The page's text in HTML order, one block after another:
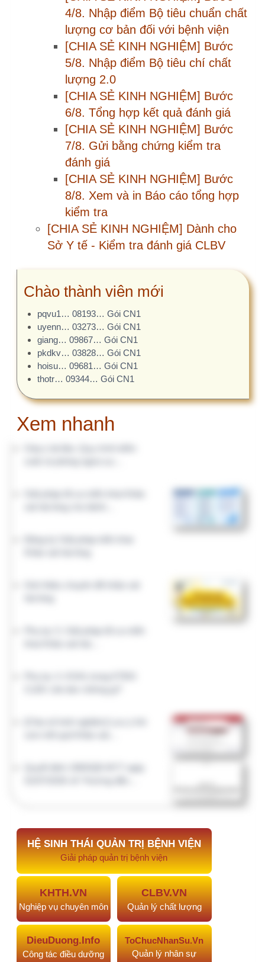
pqvu1… 08193… Gói CN1
uyenn… 03273… Gói CN1
giang… 09867… Gói CN1
pkdkv… 03828… Gói CN1
hoisu… 09681… Gói CN1
thotr… 09344… Gói CN1
Xem nhanh
Góp ý tài liệu: Quy trình kiểm
soát và phòng ngừa sự…
Giải pháp tối ưu triển khai Khảo
sát hài lòng cho bệnh…
Đăng ký Giải pháp triển khai
Khảo sát hài lòng
Phụ lục 5. Giải pháp tối ưu triển
khai Khảo sát hài…
Phụ lục 4. KSHL trong KTĐG
CLBV cần làm những gì?
[Chia sẻ kinh nghiệm] Lưu ý khi
xem kết quả Khảo sát…
Quyết định 1983/QĐ-BYT ngày
KHTH.VN CLBV.VN
DieuDuong.Info
ToChucNhanSu.Vn
CNTT.IT
HCQT.VN
Hành chính quản trị
Kho đề tài, sáng kiến, đề án CTCL trong lĩnh vực Y
Đề tài nghiên cứu
#974 KHẢO SÁT TÌNH TRẠNG SINH VIÊN… 20 phút
#973 Phong cách lãnh đạo và tác… 1 ngày trước
PHÂN TÍCH CHI PHÍ TRỰC TIẾP…
Mối quan hệ giữa áp lực nghề… 1 tháng trước
#969 Mối tương quan Cha-Con và sự… 1 tháng trước
Đề tài, sáng kiến cải tiến
#968 Sáng kiến xây dựng góc truyền… 2 tháng trước
#967 Phân tích và so sánh hiệu quả… 2 tháng trước